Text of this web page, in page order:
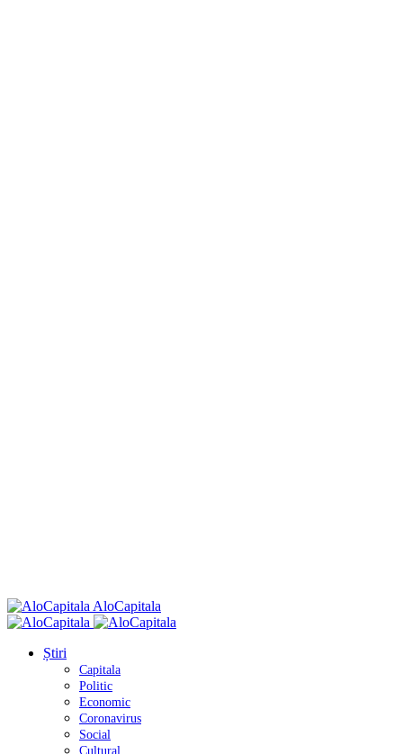
AloCapitala
Știri
Capitala
Politic
Economic
Coronavirus
Social
Cultural